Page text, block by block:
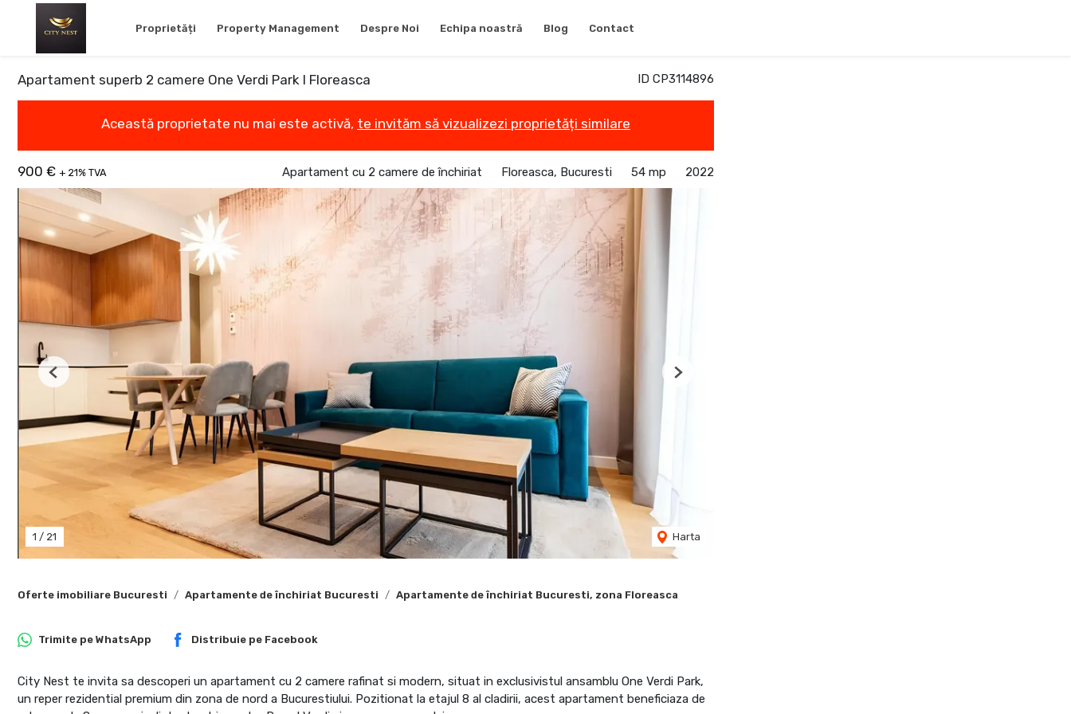
Proprietăți Property Management Despre Noi Echipa noastră Blog Contact
ID CP3114896
Apartament superb 2 camere One Verdi Park I Floreasca
Această proprietate nu mai este activă, te invităm să vizualizezi proprietăți similare
900 € + 21% TVA Apartament cu 2 camere de închiriat Floreasca, Bucuresti 54 mp 2022
1 / 21 Harta
Previous Next
Oferte imobiliare Bucuresti Apartamente de închiriat Bucuresti Apartamente de închiriat Bucuresti, zona Floreasca
Trimite pe WhatsApp Distribuie pe Facebook
City Nest te invita sa descoperi un apartament cu 2 camere rafinat si modern, situat in exclusivistul ansamblu One Verdi Park,
un reper rezidential premium din zona de nord a Bucurestiului. Pozitionat la etajul 8 al cladirii, acest apartament beneficiaza de